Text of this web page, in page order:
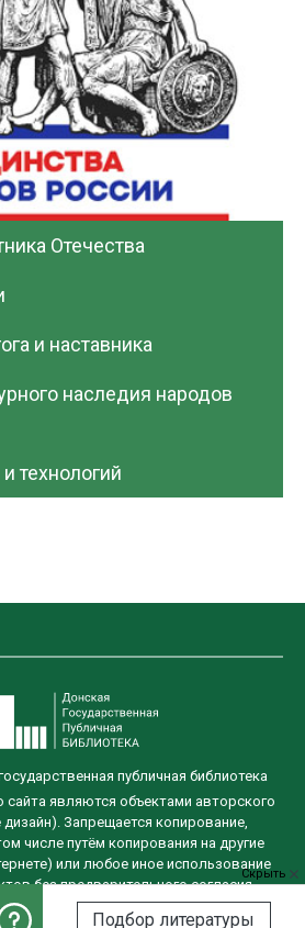
Отечества
и наставника
наследия народов
технологий
Скрыть
Подбор литературы
публичная библиотека
сайта являются объектами авторского
Запрещается копирование,
числе путём копирования на другие
или любое иное использование
без предварительного согласия
правообладателя.